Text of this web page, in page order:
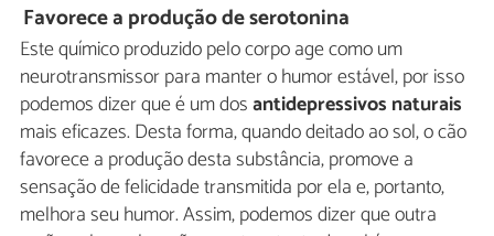
Favorece a produção de serotonina
Este químico produzido pelo corpo age como um
neurotransmissor para manter o humor estável, por isso
podemos dizer que é um dosantidepressivos naturais
mais eficazes. Desta forma, quando deitado ao sol, o cão
favorece a produção desta substância, promove a
sensação de felicidade transmitida por ela e, portanto,
melhora seu humor. Assim, podemos dizer que outra